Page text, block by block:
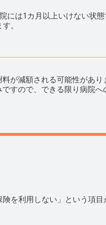
には1カ月以上いけない状
。
が減額される可能性があり
すので、できる限り病院へ
を利用しない」という項目